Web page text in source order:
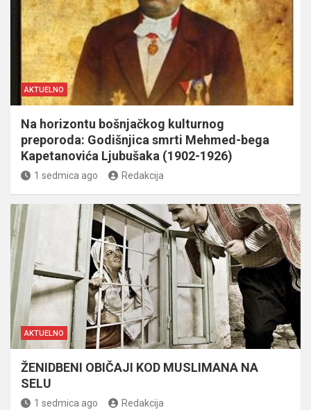
AKTUELNO
Na horizontu bošnjačkog kulturnog
preporoda: Godišnjica smrti Mehmed-bega
Kapetanovića Ljubušaka (1902-1926)
1 sedmica ago Redakcija
AKTUELNO
ŽENIDBENI OBIČAJI KOD MUSLIMANA NA
SELU
1 sedmica ago Redakcija